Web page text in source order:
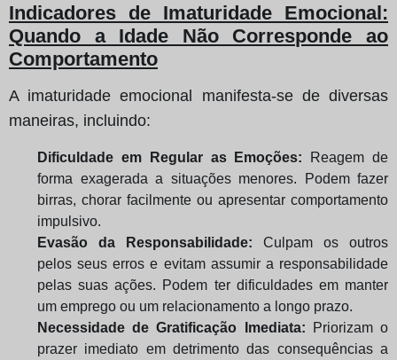
Indicadores de Imaturidade Emocional:
Quando a Idade Não Corresponde ao
Comportamento
A imaturidade emocional manifesta-se de diversas
maneiras, incluindo:
Dificuldade em Regular as Emoções: Reagem de
forma exagerada a situações menores. Podem fazer
birras, chorar facilmente ou apresentar comportamento
impulsivo.
Evasão da Responsabilidade: Culpam os outros
pelos seus erros e evitam assumir a responsabilidade
pelas suas ações. Podem ter dificuldades em manter
um emprego ou um relacionamento a longo prazo.
Necessidade de Gratificação Imediata: Priorizam o
prazer imediato em detrimento das consequências a